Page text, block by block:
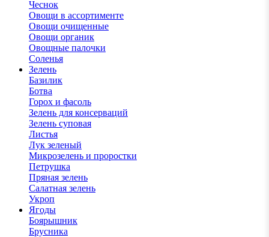
Чеснок
Овощи в ассортименте
Овощи очищенные
Овощи органик
Овощные палочки
Соленья
Зелень
Базилик
Ботва
Горох и фасоль
Зелень для консерваций
Зелень суповая
Листья
Лук зеленый
Микрозелень и проростки
Петрушка
Пряная зелень
Салатная зелень
Укроп
Ягоды
Боярышник
Брусника